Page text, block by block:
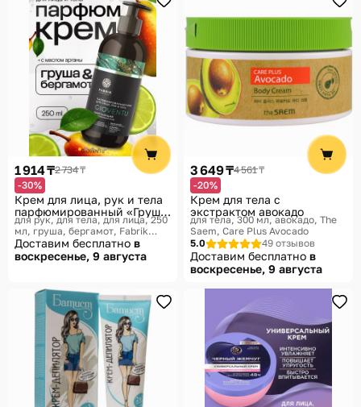
1 914 ₸2 734 ₸
-30%
Крем для лица, рук и тела
парфюмированный «Груша
и бергамот»
для рук, для тела, для лица, 250
мл, груша, бергамот Fabrik
Cosmetology, Gioventu
Доставим бесплатно в
воскресенье, 9 августа
3 649 ₸4 561 ₸
-20%
Крем для тела с
экстрактом авокадо
для тела, 300 мл, авокадо The
Saem, Care Plus Avocado
5.0
49 отзывов
Доставим бесплатно в
воскресенье, 9 августа